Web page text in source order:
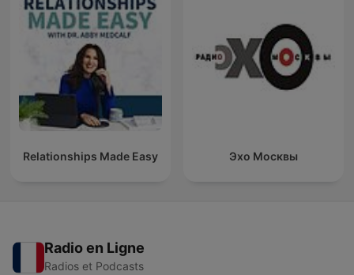
Relationships Made Easy Эхо Москвы
Radio en Ligne
Radios et Podcasts